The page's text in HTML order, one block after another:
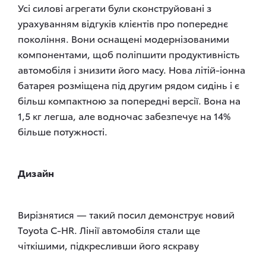
Усі силові агрегати були сконструйовані з
урахуванням відгуків клієнтів про попереднє
покоління. Вони оснащені модернізованими
компонентами, щоб поліпшити продуктивність
автомобіля і знизити його масу. Нова літій-іонна
батарея розміщена під другим рядом сидінь і є
більш компактною за попередні версії. Вона на
1,5 кг легша, але водночас забезпечує на 14%
більше потужності.
Дизайн
Вирізнятися — такий посил демонструє новий
Toyota C-HR. Лінії автомобіля стали ще
чіткішими, підкресливши його яскраву